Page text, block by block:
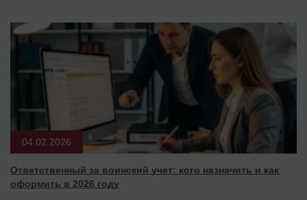
04.02.2026
Ответственный за воинский учет: кого назначить и как
оформить в 2026 году